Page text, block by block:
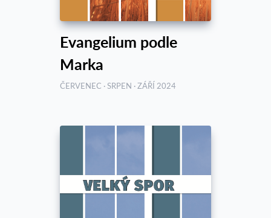
Evangelium podle
Marka
ČERVENEC · SRPEN · ZÁŘÍ 2024